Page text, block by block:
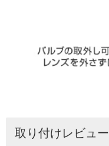
取り付けレビュー